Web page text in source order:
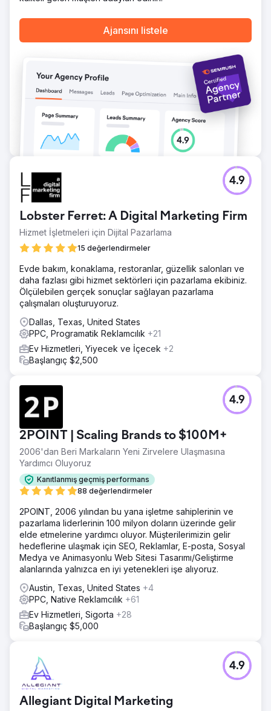
Ajansını listele
Lobster Ferret: A Digital Marketing Firm
Hizmet İşletmeleri için Dijital Pazarlama
15 değerlendirmeler
4.9
Evde bakım, konaklama, restoranlar, güzellik salonları ve
daha fazlası gibi hizmet sektörleri için pazarlama ekibiniz.
Ölçülebilen gerçek sonuçlar sağlayan pazarlama
çalışmaları oluşturuyoruz.
Dallas, Texas, United States
PPC, Programatik Reklamcılık +21
Ev Hizmetleri, Yiyecek ve İçecek +2
Başlangıç $2,500
2POINT | Scaling Brands to $100M+
2006'dan Beri Markaların Yeni Zirvelere Ulaşmasına
Yardımcı Oluyoruz
Kanıtlanmış geçmiş performans
88 değerlendirmeler
4.9
2POINT, 2006 yılından bu yana işletme sahiplerinin ve
pazarlama liderlerinin 100 milyon doların üzerinde gelir
elde etmelerine yardımcı oluyor. Müşterilerimizin gelir
hedeflerine ulaşmak için SEO, Reklamlar, E-posta, Sosyal
Medya ve Animasyonlu Web Sitesi Tasarımı/Geliştirme
alanlarında yalnızca en iyi yetenekleri işe alıyoruz.
Austin, Texas, United States +4
PPC, Native Reklamcılık +61
Ev Hizmetleri, Sigorta +28
Başlangıç $5,000
Allegiant Digital Marketing
4.9